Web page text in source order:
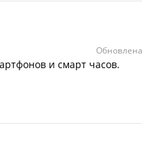
и смарт часов.